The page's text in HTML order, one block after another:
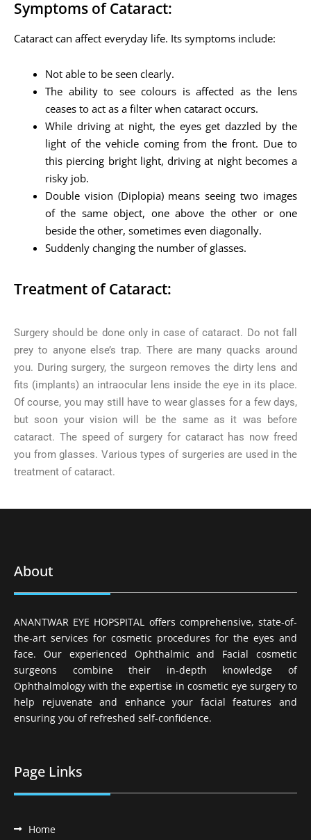
Symptoms of Cataract:
Cataract can affect everyday life. Its symptoms include:
Not able to be seen clearly.
The ability to see colours is affected as the lens
ceases to act as a filter when cataract occurs.
While driving at night, the eyes get dazzled by the
light of the vehicle coming from the front. Due to
this piercing bright light, driving at night becomes a
risky job.
Double vision (Diplopia) means seeing two images
of the same object, one above the other or one
beside the other, sometimes even diagonally.
Suddenly changing the number of glasses.
Treatment of Cataract:
Surgery should be done only in case of cataract. Do not fall
prey to anyone else’s trap. There are many quacks around
you. During surgery, the surgeon removes the dirty lens and
fits (implants) an intraocular lens inside the eye in its place.
Of course, you may still have to wear glasses for a few days,
but soon your vision will be the same as it was before
cataract. The speed of surgery for cataract has now freed
you from glasses. Various types of surgeries are used in the
treatment of cataract.
About
ANANTWAR EYE HOPSPITAL offers comprehensive, state-of-
the-art services for cosmetic procedures for the eyes and
face. Our experienced Ophthalmic and Facial cosmetic
surgeons combine their in-depth knowledge of
Ophthalmology with the expertise in cosmetic eye surgery to
help rejuvenate and enhance your facial features and
ensuring you of refreshed self-confidence.
Page Links
Home